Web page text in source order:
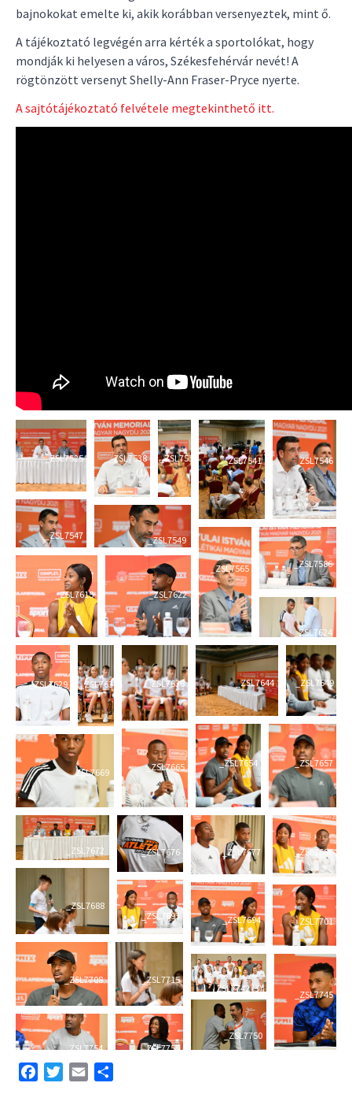
bajnokokat emelte ki, akik korábban versenyeztek, mint ő.
A tájékoztató legvégén arra kérték a sportolókat, hogy
mondják ki helyesen a város, Székesfehérvár nevét! A
rögtönzött versenyt Shelly-Ann Fraser-Pryce nyerte.
A sajtótájékoztató felvétele megtekinthető itt.
_ZSL7525
_ZSL7538
(1)
_ZSL7539 _ZSL7541 _ZSL7546
_ZSL7547 _ZSL7549
_ZSL7565 _ZSL7586
_ZSL7615 _ZSL7622
_ZSL7624
_ZSL7629 _ZSL7634 _ZSL7636 _ZSL7644 _ZSL7649
_ZSL7654 _ZSL7657
_ZSL7665
_ZSL7669
_ZSL7672 _ZSL7676 _ZSL7677 _ZSL7686
_ZSL7688
_ZSL7693
_ZSL7694 _ZSL7701
_ZSL7708 _ZSL7715
_ZSL7742 (3) _ZSL7745
_ZSL7750
_ZSL7754
_ZSL7755
FacebookTwitterEmail